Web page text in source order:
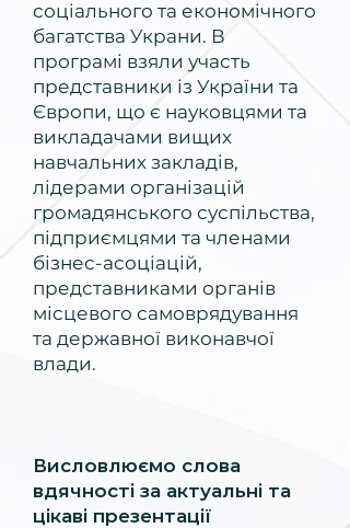
соціального та економічного
багатства Украни. В
програмі взяли участь
представники із України та
Європи, що є науковцями та
викладачами вищих
навчальних закладів,
лідерами організацій
громадянського суспільства,
підприємцями та членами
бізнес-асоціацій,
представниками органів
місцевого самоврядування
та державної виконавчої
влади.
Висловлюємо слова
вдячності за актуальні та
цікаві презентації